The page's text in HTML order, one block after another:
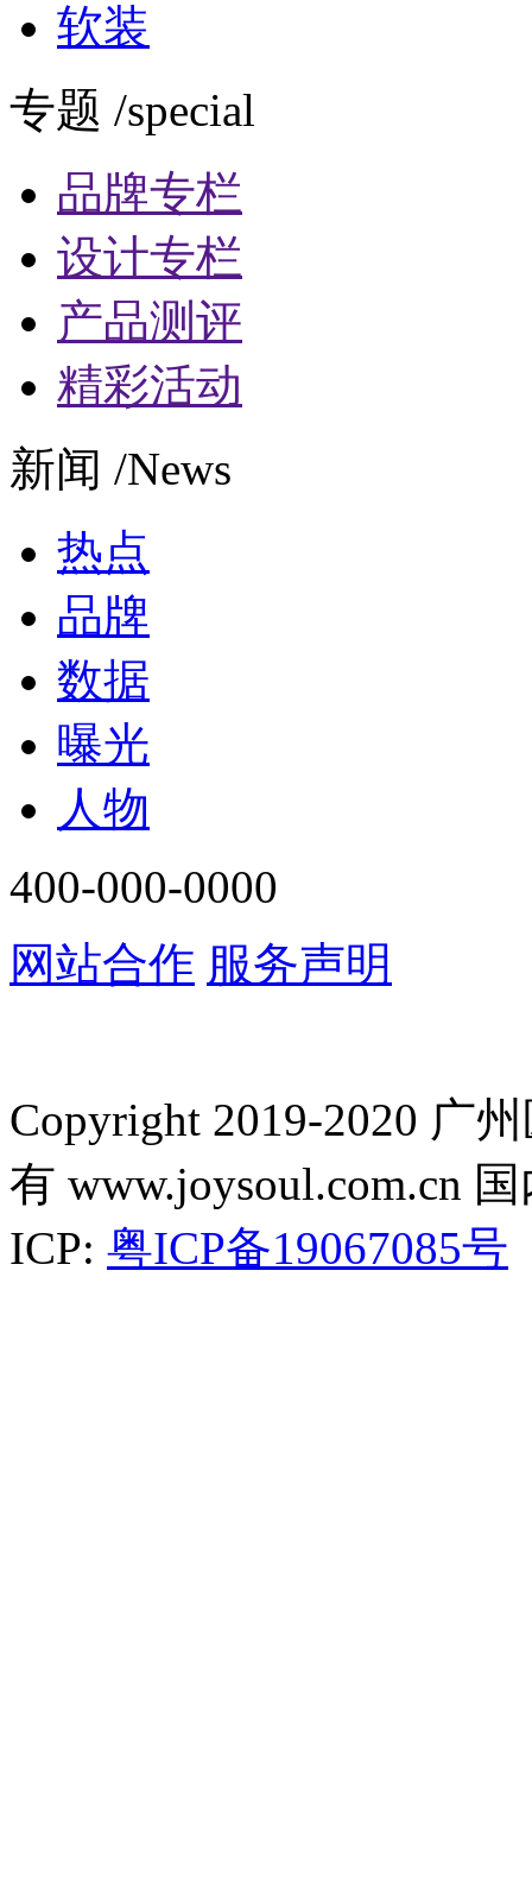
软装
专题 /special
品牌专栏
设计专栏
产品测评
精彩活动
新闻 /News
热点
品牌
数据
曝光
人物
400-000-0000
网站合作 服务声明
Copyright 2019-2020 广
有 www.joysoul.com.cn
ICP: 粤ICP备19067085号